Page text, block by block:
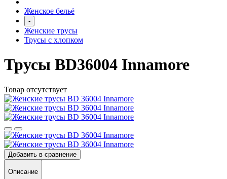
Женское бельё
-
Женские трусы
Трусы с хлопком
Трусы BD36004 Innamore
Товар отсутствует
Добавить в сравнение
Описание